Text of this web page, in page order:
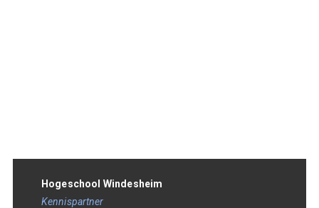
Hogeschool Windesheim
Kennispartner